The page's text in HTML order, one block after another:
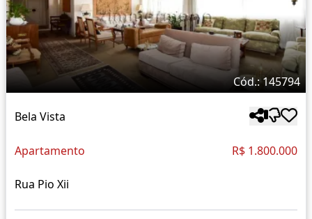
Cód.: 145794
Bela Vista
Apartamento R$ 1.800.000
Rua Pio Xii